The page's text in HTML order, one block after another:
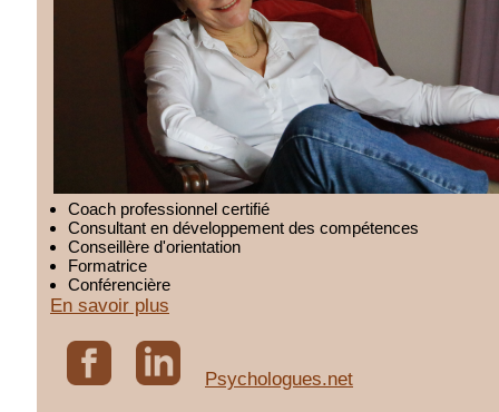
Coach professionnel certifié
Consultant en développement des compétences
Conseillère d'orientation
Formatrice
Conférencière
En savoir plus
Psychologues.net